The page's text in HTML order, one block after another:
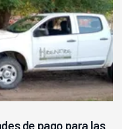
de pago para las